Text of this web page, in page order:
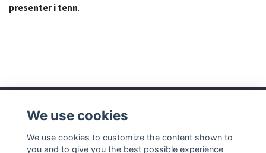
presenter i tenn.
Read more
We use cookies
We use cookies to customize the content shown to
you and to give you the best possible experience